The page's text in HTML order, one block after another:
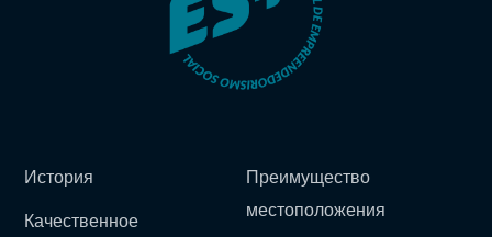
История
Качественное
Преимущество
местоположения